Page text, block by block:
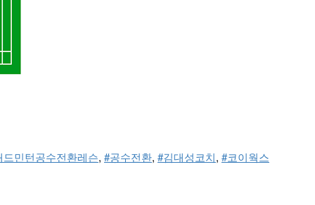
드민턴공수전환레슨, #공수전환, #김대성코치, #코이웍스